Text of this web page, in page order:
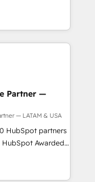
in client
results since 2017
systems
in delivering
by leveraging
success.
-
Website
transparent,
guidance you
Partner —
— LATAM & USA
HubSpot partners
Awarded
the U.S.,
expertise with
Brazil’s largest